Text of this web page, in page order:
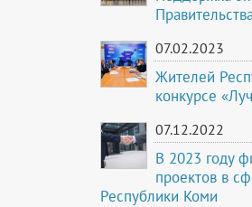
07.02.2023
Жителей
конкурсе
07.12.2022
В 2023 году
проектов в
Республики Коми